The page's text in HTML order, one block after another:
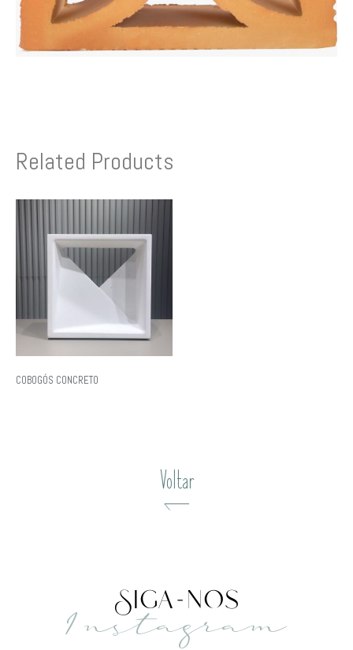
Related Products
COBOGÓS CONCRETO
Voltar
Siga-nos
Instagram